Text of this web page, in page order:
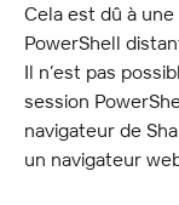
Cela est dû à
PowerShell
Il n’est pas
session
navigateur de
un navigateur